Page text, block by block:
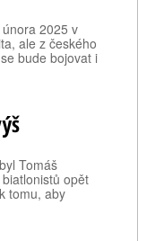
2025 v
ale z českého
bude bojovat i
Tomáš
opět
tomu, aby